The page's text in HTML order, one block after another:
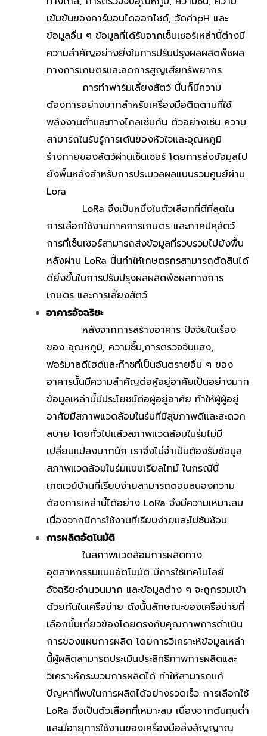
เข้มข้นของคาร์บอนไดออกไซด์, วัดค่าpH และ
ข้อมูลอื่น ๆ ข้อมูลที่ได้รับจากเซ็นเซอร์เหล่านี้ต่างมี
ความสำคัญอย่างยิ่งในการปรับปรุงผลผลิตพืชผล
ทางการเกษตรและลดการสูญเสียทรัพยากร
การทำฟาร์มเลี้ยงสัตว์ นี้นก็มีความ
ต้องการอย่างมากสำหรับเครื่องมือติดตามที่ใช้
พลังงานต่ำและทางไกลเช่นกัน ตัวอย่างเช่น ความ
สามารถในรับรู้การเต้นของหัวใจและอุณหภูมิ
ร่างกายของสัตว์ผ่านเซ็นเซอร์ โดยการส่งข้อมูลไป
ยังพื้นหลังสำหรับการประมวลผลแบบรวมศูนย์ผ่าน
Lora
LoRa จึงเป็นหนึ่งในตัวเลือกที่ดีที่สุดใน
การเลือกใช้งานภาคการเกษตร และภาคปศุสัตว์
การที่เซ็นเซอร์สามารถส่งข้อมูลที่รวบรวมไปยังพื้น
หลังผ่าน LoRa นี้นทำให้เกษตรกรสามารถตัดสินได้
ดียิ่งขึ้นในการปรับปรุงผลผลิตพืชผลทางการ
เกษตร และการเลี้ยงสัตว์
อาคารอัจฉริยะ
หลังจากการสร้างอาคาร ปัจจัยในเรื่อง
ของ อุณหภูมิ, ความชื้น,การตรวจจับแสง,
ฟอร์มาลดีไฮด์และก๊าซที่เป็นอันตรายอื่น ๆ ของ
อาคารนั้นมีความสำคัญต่อผู้อยู่อาศัยเป็นอย่างมาก
ข้อมูลเหล่านี้มีประโยชน์ต่อผู้อยู่อาศัย ทำให้ผู้ผู้อยู่
อาศัยมีสภาพแวดล้อมในร่มที่มีสุขภาพดีและสะดวก
สบาย โดยทั่วไปแล้วสภาพแวดล้อมในร่มไม่มี
เปลี่ยนแปลงมากนัก เราจึงไม่จำเป็นต้องรับข้อมูล
สภาพแวดล้อมในร่มแบบเรียลไทม์ ในกรณีนี้
เกตเวย์บ้านที่เรียบง่ายสามารถตอบสนองความ
ต้องการเหล่านี้ได้อย่าง LoRa จึงมีความเหมาะสม
เนื่องจากมีการใช้งานที่เรียบง่ายและไม่ซับซ้อน
การผลิตอัตโนมัติ
ในสภาพแวดล้อมการผลิตทาง
อุตสาหกรรมแบบอัตโนมัติ มีการใช้เทคโนโลยี
อัจฉริยะจำนวนมาก และข้อมูลต่าง ๆ จะถูกรวมเข้า
ด้วยกันในเครือข่าย ดังนั้นลักษณะของเครือข่ายที่
เลือกนั้นเกี่ยวข้องโดยตรงกับคุณภาพการดำเนิน
การของแผนการผลิต โดยการวิเคราะห์ข้อมูลเหล่า
นี้ผู้ผลิตสามารถประเมินประสิทธิภาพการผลิตและ
วิเคราะห์กระบวนการผลิตได้ ทำให้สามารถแก้
ปัญหาที่พบในการผลิตได้อย่างรวดเร็ว การเลือกใช้
LoRa จึงเป็นตัวเลือกที่เหมาะสม เนื่องจากต้นทุนต่ำ
และมีอายุการใช้งานของเครื่องมือส่งสัญญาณ